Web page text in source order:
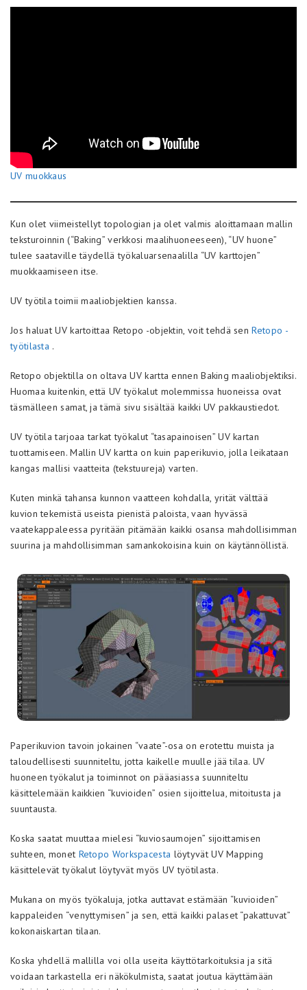
UV muokkaus
Kun olet viimeistellyt topologian ja olet valmis aloittamaan mallin
teksturoinnin (“Baking” verkkosi maalihuoneeseen), “UV huone”
tulee saataville täydellä työkaluarsenaalilla “UV karttojen”
muokkaamiseen itse.
UV työtila toimii maaliobjektien kanssa.
Jos haluat UV kartoittaa Retopo -objektin, voit tehdä senRetopo -
työtilasta .
Retopo objektilla on oltava UV kartta ennen Baking maaliobjektiksi.
Huomaa kuitenkin, että UV työkalut molemmissa huoneissa ovat
täsmälleen samat, ja tämä sivu sisältää kaikki UV pakkaustiedot.
UV työtila tarjoaa tarkat työkalut “tasapainoisen” UV kartan
tuottamiseen. Mallin UV kartta on kuin paperikuvio, jolla leikataan
kangas mallisi vaatteita (tekstuureja) varten.
Kuten minkä tahansa kunnon vaatteen kohdalla, yrität välttää
kuvion tekemistä useista pienistä paloista, vaan hyvässä
vaatekappaleessa pyritään pitämään kaikki osansa mahdollisimman
suurina ja mahdollisimman samankokoisina kuin on käytännöllistä.
Paperikuvion tavoin jokainen “vaate”-osa on erotettu muista ja
taloudellisesti suunniteltu, jotta kaikelle muulle jää tilaa. UV
huoneen työkalut ja toiminnot on pääasiassa suunniteltu
käsittelemään kaikkien “kuvioiden” osien sijoittelua, mitoitusta ja
suuntausta.
Koska saatat muuttaa mielesi “kuviosaumojen” sijoittamisen
suhteen, monet Retopo Workspacesta löytyvät UV Mapping
käsittelevät työkalut löytyvät myös UV työtilasta.
Mukana on myös työkaluja, jotka auttavat estämään “kuvioiden”
kappaleiden “venyttymisen” ja sen, että kaikki palaset “pakattuvat”
kokonaiskartan tilaan.
Koska yhdellä mallilla voi olla useita käyttötarkoituksia ja sitä
voidaan tarkastella eri näkökulmista, saatat joutua käyttämään